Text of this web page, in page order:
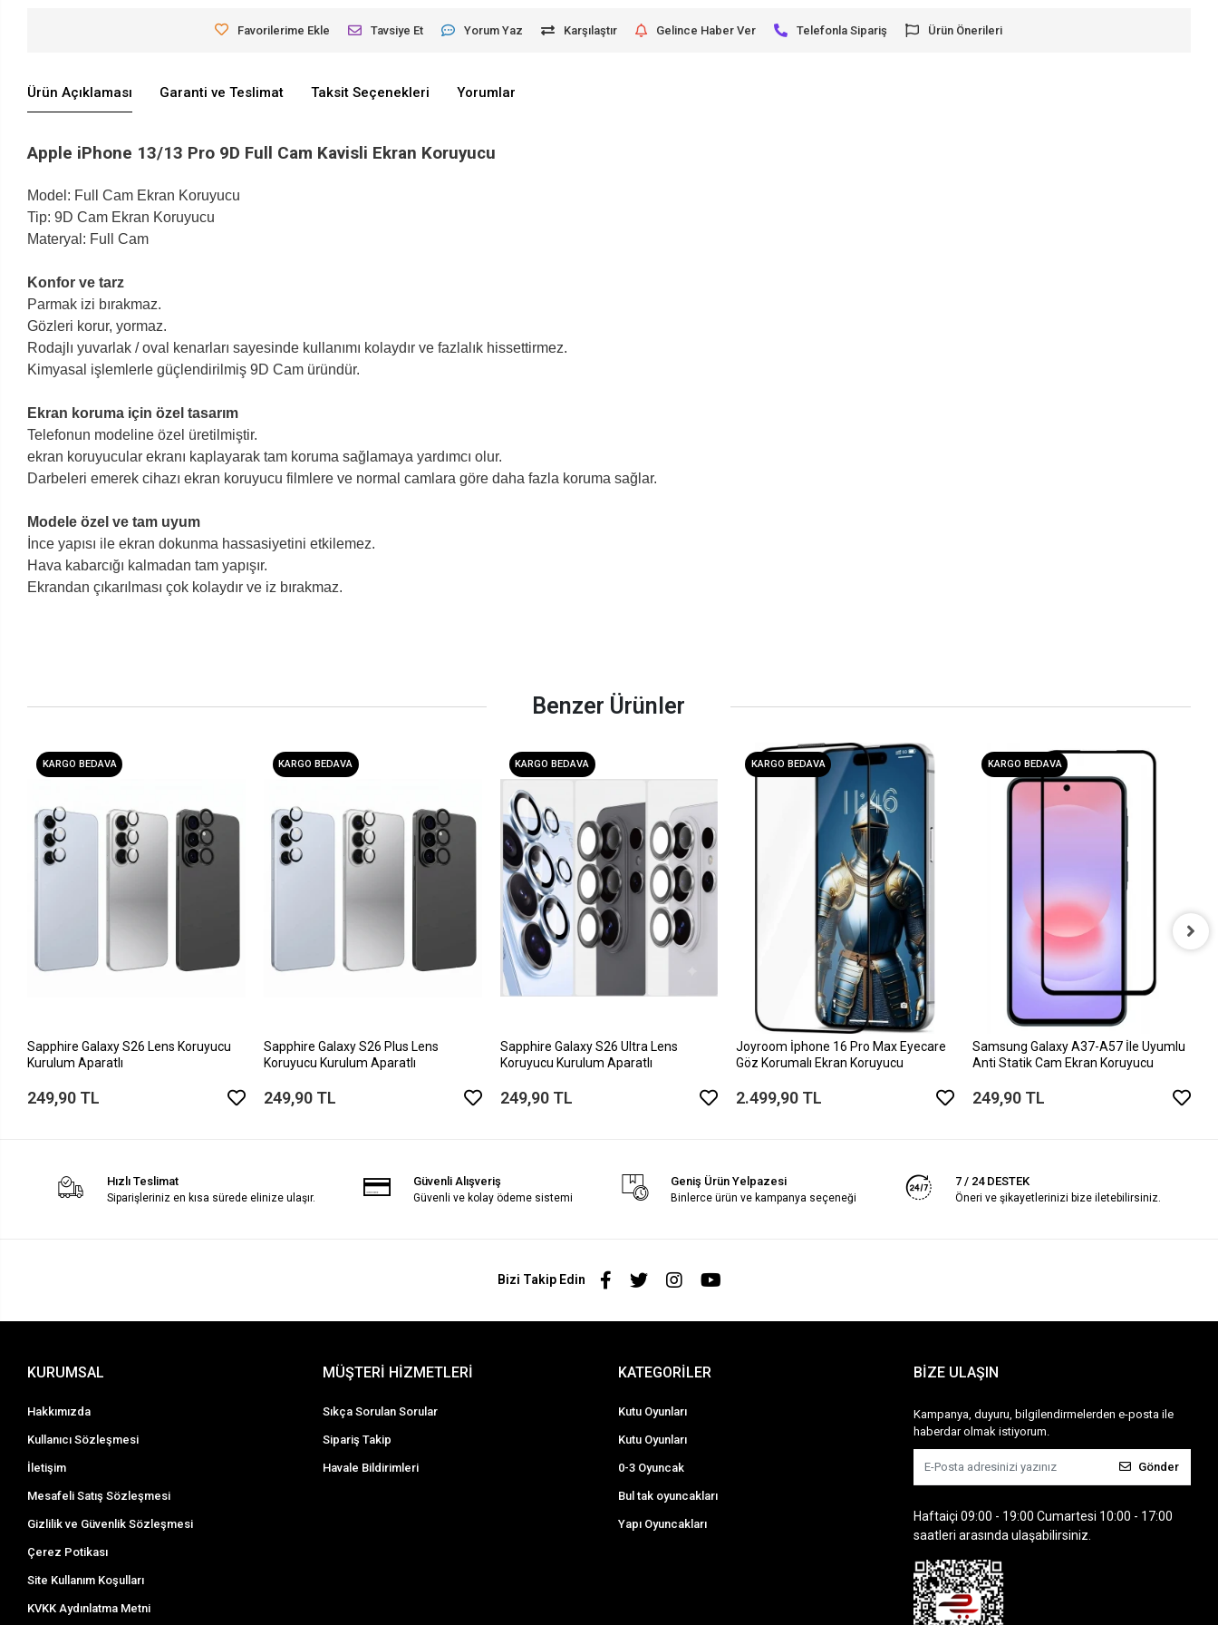
Favorilerime Ekle Tavsiye Et Yorum Yaz Karşılaştır Gelince Haber Ver Telefonla Sipariş Ürün Önerileri
Ürün Açıklaması Garanti ve Teslimat Taksit Seçenekleri Yorumlar
Apple iPhone 13/13 Pro 9D Full Cam Kavisli Ekran Koruyucu
Model: Full Cam Ekran Koruyucu
Tip: 9D Cam Ekran Koruyucu
Materyal: Full Cam
Konfor ve tarz
Parmak izi bırakmaz.
Gözleri korur, yormaz.
Rodajlı yuvarlak / oval kenarları sayesinde kullanımı kolaydır ve fazlalık hissettirmez.
Kimyasal işlemlerle güçlendirilmiş 9D Cam üründür.
Ekran koruma için özel tasarım
Telefonun modeline özel üretilmiştir.
ekran koruyucular ekranı kaplayarak tam koruma sağlamaya yardımcı olur.
Darbeleri emerek cihazı ekran koruyucu filmlere ve normal camlara göre daha fazla koruma sağlar.
Modele özel ve tam uyum
İnce yapısı ile ekran dokunma hassasiyetini etkilemez.
Hava kabarcığı kalmadan tam yapışır.
Ekrandan çıkarılması çok kolaydır ve iz bırakmaz.
Benzer Ürünler
KARGO BEDAVA
Sapphire Galaxy S26 Lens Koruyucu
Kurulum Aparatlı
249,90 TL
KARGO BEDAVA
Sapphire Galaxy S26 Plus Lens
Koruyucu Kurulum Aparatlı
249,90 TL
KARGO BEDAVA
Sapphire Galaxy S26 Ultra Lens
Koruyucu Kurulum Aparatlı
249,90 TL
KARGO BEDAVA
Joyroom İphone 16 Pro Max Eyecare
Göz Korumalı Ekran Koruyucu
2.499,90 TL
KARGO BEDAVA
Samsung Galaxy A37-A57 İle Uyumlu
Anti Statik Cam Ekran Koruyucu
249,90 TL
Hızlı Teslimat
Siparişleriniz en kısa sürede elinize ulaşır.
Güvenli Alışveriş
Güvenli ve kolay ödeme sistemi
Geniş Ürün Yelpazesi
Binlerce ürün ve kampanya seçeneği
7 / 24 DESTEK
Öneri ve şikayetlerinizi bize iletebilirsiniz.
Bizi Takip Edin
KURUMSAL
Hakkımızda
Kullanıcı Sözleşmesi
İletişim
Mesafeli Satış Sözleşmesi
Gizlilik ve Güvenlik Sözleşmesi
Çerez Potikası
Site Kullanım Koşulları
KVKK Aydınlatma Metni
MÜŞTERİ HİZMETLERİ
Sıkça Sorulan Sorular
Sipariş Takip
Havale Bildirimleri
KATEGORİLER
Kutu Oyunları
Kutu Oyunları
0-3 Oyuncak
Bul tak oyuncakları
Yapı Oyuncakları
BİZE ULAŞIN
Kampanya, duyuru, bilgilendirmelerden e-posta ile
haberdar olmak istiyorum.
Gönder
Haftaiçi 09:00 - 19:00 Cumartesi 10:00 - 17:00
saatleri arasında ulaşabilirsiniz.